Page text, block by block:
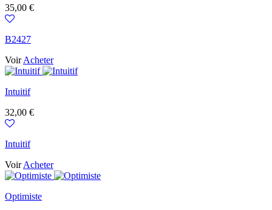
Prix
35,00 €
B2427
VoirAcheter
Intuitif
Prix
32,00 €
Intuitif
VoirAcheter
Optimiste